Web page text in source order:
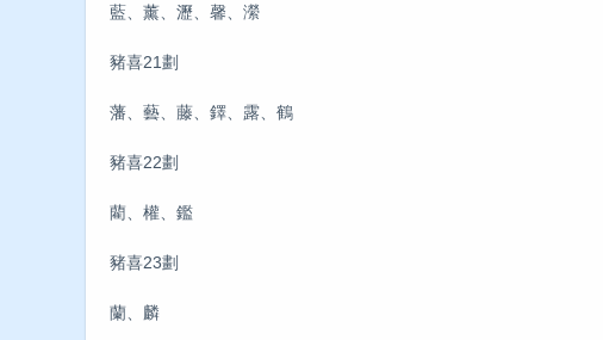
藍、薰、瀝、馨、瀠
豬喜21劃
藩、藝、藤、鐸、露、鶴
豬喜22劃
藺、權、鑑
豬喜23劃
蘭、麟